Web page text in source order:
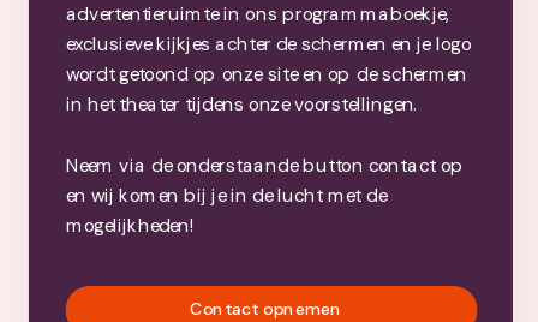
advertentieruimte in ons programmaboekje,
exclusieve kijkjes achter de schermen en je logo
wordt getoond op onze site en op de schermen
in het theater tijdens onze voorstellingen.
Neem via de onderstaande button contact op
en wij komen bij je in de lucht met de
mogelijkheden!
Contact opnemen